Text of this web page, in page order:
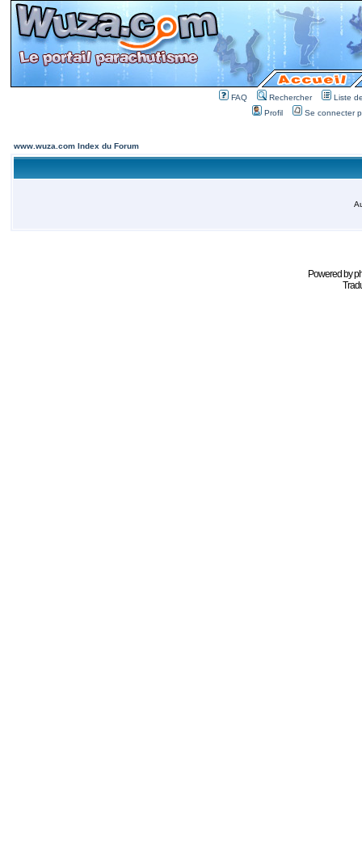
FAQ Rechercher
Liste
Profil
Se connecter
www.wuza.com Index du Forum
Powered by